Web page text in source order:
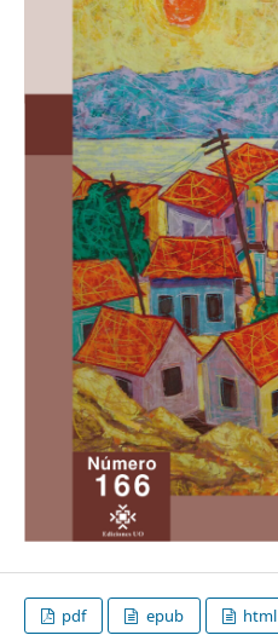
pdf epub html